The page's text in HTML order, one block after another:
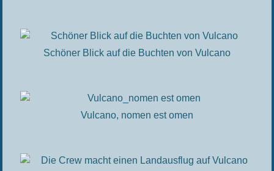
Schöner Blick auf die Buchten von Vulcano
Vulcano, nomen est omen